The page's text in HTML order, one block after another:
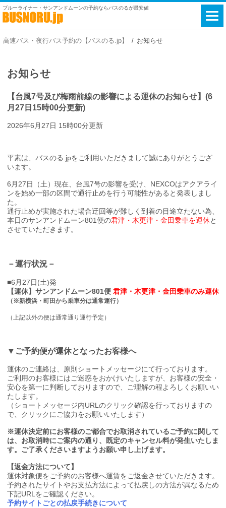
ブルーライナー・サンアンドムーンの予約ならバスのるが最安値
高速バス・夜行バス予約の【バスのる.jp】 お知らせ
お知らせ
【台風7号及び梅雨前線の影響による運休のお知らせ】(6
月27日15時00分更新)
2026年6月27日 15時00分更新
平素は、バスのる.jpをご利用いただきまして誠にありがとうござ
います。
6月27日（土）現在、台風7号の影響を受け、NEXCOはアクアライ
ンを始め一部の区間で通行止めを行う可能性があると発表しまし
た。
通行止めが実施された場合迂回等が難しく到着の目途立たない為、
本日のサンアンドムーン801便の君津・木更津・金田乗車を運休と
させていただきます。
－運行状況－
■6月27日(土)発
【運休】サンアンドムーン801便 君津・木更津・金田乗車のみ運休
（※新横浜・町田から乗車分は通常運行）
（上記以外の便は通常通り運行予定）
▼ご予約便が運休となったお客様へ
運休のご連絡は、原則ショートメッセージにて行っております。
ご利用のお客様にはご迷惑をおかけいたしますが、お客様の安全・
安心を第一に判断しておりますので、ご理解の程よろしくお願いい
たします。
（ショートメッセージ内URLのクリック確認を行っておりますの
で、クリックにご協力をお願いいたします）
※運休決定前にお客様のご都合でお取消されているご予約に関して
は、お取消時にご案内の通り、既定のキャンセル料が発生いたしま
す。ご了承くださいますようお願い申し上げます。
【返金方法について】
運休対象便をご予約のお客様へ運賃をご返金させていただきます。
予約されたサイトやお支払方法によって払戻しの方法が異なるため
下記URLをご確認ください。
予約サイトごとの払戻手続きについて